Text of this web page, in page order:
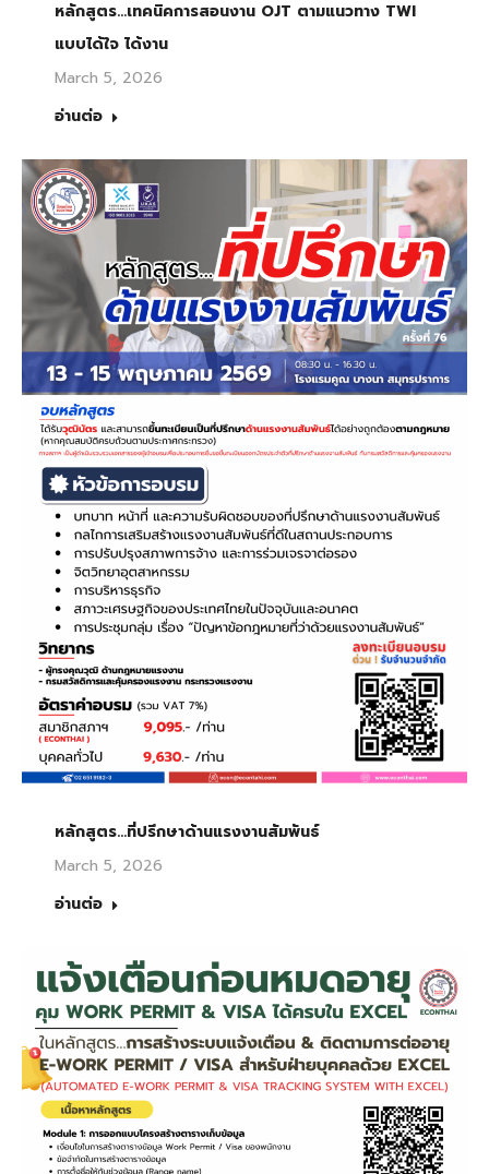
หลักสูตร…เทคนิคการสอนงาน OJT ตามแนวทาง TWI
แบบได้ใจ ได้งาน
March 5, 2026
อ่านต่อ
หลักสูตร…ที่ปรึกษาด้านแรงงานสัมพันธ์
March 5, 2026
อ่านต่อ